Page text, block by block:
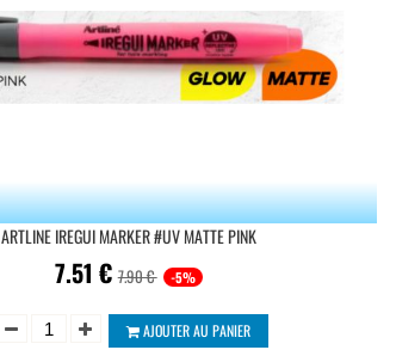
ARTLINE IREGUI MARKER #UV MATTE PINK
7.51 €7.90 € -5%
AJOUTER AU PANIER